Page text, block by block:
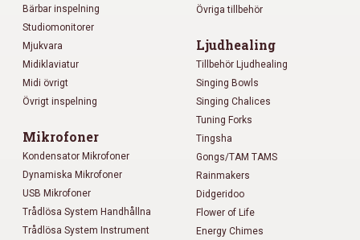
Bärbar inspelning
Studiomonitorer
Mjukvara
Midiklaviatur
Midi övrigt
Övrigt inspelning
Mikrofoner
Kondensator Mikrofoner
Dynamiska Mikrofoner
USB Mikrofoner
Trådlösa System Handhållna
Trådlösa System Instrument
Övriga tillbehör
Ljudhealing
Tillbehör Ljudhealing
Singing Bowls
Singing Chalices
Tuning Forks
Tingsha
Gongs/TAM TAMS
Rainmakers
Didgeridoo
Flower of Life
Energy Chimes